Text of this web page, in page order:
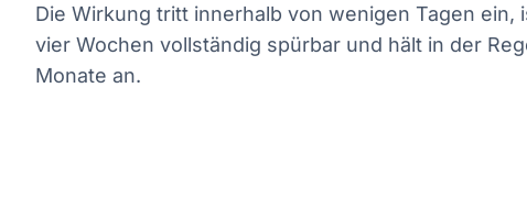
Die Wirkung tritt innerhalb von wenigen Tagen ein,
vier Wochen vollständig spürbar und hält in der
Monate an.